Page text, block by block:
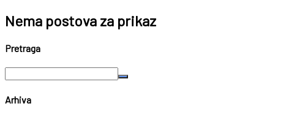
Nema postova za prikaz
Pretraga
Arhiva